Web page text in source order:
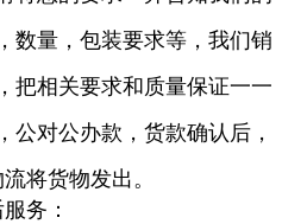
数量，包装要求等，我们销
把相关要求和质量保证一一
公对公办款，货款确认后，
将货物发出。
务：